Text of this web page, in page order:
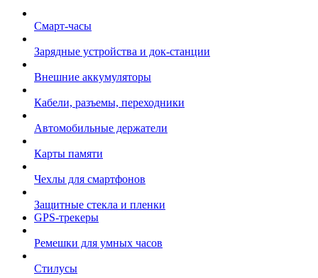
Смарт-часы
Зарядные устройства и док-станции
Внешние аккумуляторы
Кабели, разъемы, переходники
Автомобильные держатели
Карты памяти
Чехлы для смартфонов
Защитные стекла и пленки
GPS-трекеры
Ремешки для умных часов
Стилусы